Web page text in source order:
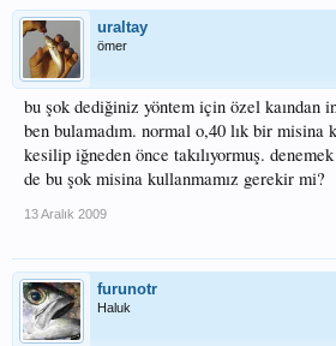
uraltay
ömer
bu şok dediğiniz yöntem için özel kaından
ben bulamadım. normal o,40 lık bir misina
kesilip iğneden önce takılıyormuş.
de bu şok misina kullanmamız gerekir mi?
13 Aralık 2009
furunotr
Haluk